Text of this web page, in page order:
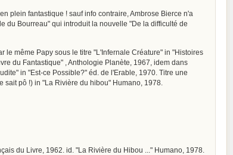
plein fantastique ! sauf info contraire, Ambrose Bierce n'a
du Bourreau" qui introduit la nouvelle "De la difficulté de
le même Papy sous le titre "L'Infernale Créature" in "Histoires
du Fantastique" , Anthologie Planète, 1967, idem dans
in "Est-ce Possible?" éd. de l'Erable, 1970. Titre une
pô !) in "La Rivière du hibou" Humano, 1978.
du Livre, 1962. id. "La Rivière du Hibou ..." Humano, 1978.